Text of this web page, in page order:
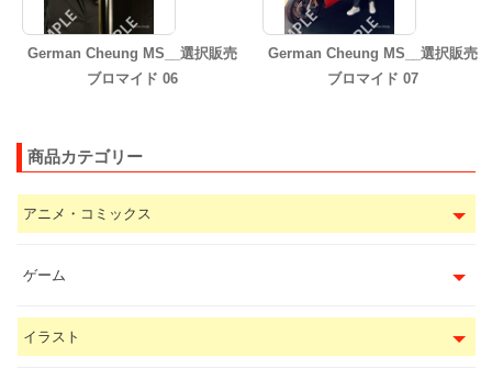
German Cheung MS__選択販売
ブロマイド 06
German Cheung MS__選択販売
ブロマイド 07
商品カテゴリー
アニメ・コミックス
ゲーム
イラスト